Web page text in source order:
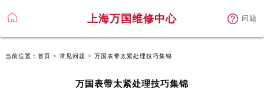
上海万国维修中心 问题
当前位置： 首页 > 常见问题 > 万国表带太紧处理技巧集锦
万国表带太紧处理技巧集锦